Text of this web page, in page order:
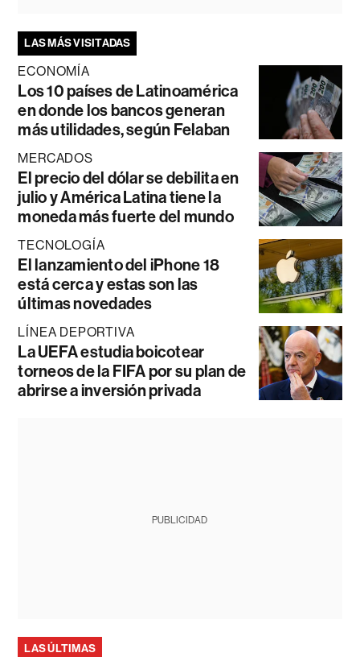
LAS MÁS VISITADAS
ECONOMÍA
Los 10 países de Latinoamérica
en donde los bancos generan
más utilidades, según Felaban
MERCADOS
El precio del dólar se debilita en
julio y América Latina tiene la
moneda más fuerte del mundo
TECNOLOGÍA
El lanzamiento del iPhone 18
está cerca y estas son las
últimas novedades
LÍNEA DEPORTIVA
La UEFA estudia boicotear
torneos de la FIFA por su plan de
abrirse a inversión privada
PUBLICIDAD
LAS ÚLTIMAS